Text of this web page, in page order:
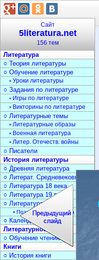
Сайт
5literatura.net
156 тем
Литература
○ Теория литературы
○ Обучение литературе
▫ Уроки литературы
○ Задания по литературе
▫ Игры по литературе
▫ Викторины по литературе
○ Литературные темы
▫ Литературные образы
▫ Военная литература
▫ Литер. Отечеств. войны
○ Писатели
История литературы
○ Древняя литература
○ Литерат. Средневековья
○ Литература 18 века
○ Литература 19 века
○ Литература 20 века
• Поэзия Серебрян. века
○ Календарь дат
Литературное чтение
○ Обучение чтению
Книги
○ История книги